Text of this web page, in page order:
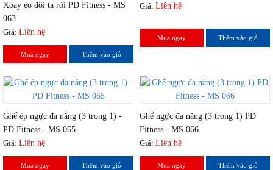
Xoay eo đôi tạ rời PD Fitness - MS
063
Giá: Liên hệ
Mua ngay Thêm vào giỏ
Giá: Liên hệ
Mua ngay Thêm vào giỏ
Ghế ép ngực đa năng (3 trong 1) -
PD Fitness - MS 065
Giá: Liên hệ
Mua ngay Thêm vào giỏ
Ghế ngực đa năng (3 trong 1) PD
Fitness - MS 066
Giá: Liên hệ
Mua ngay Thêm vào giỏ